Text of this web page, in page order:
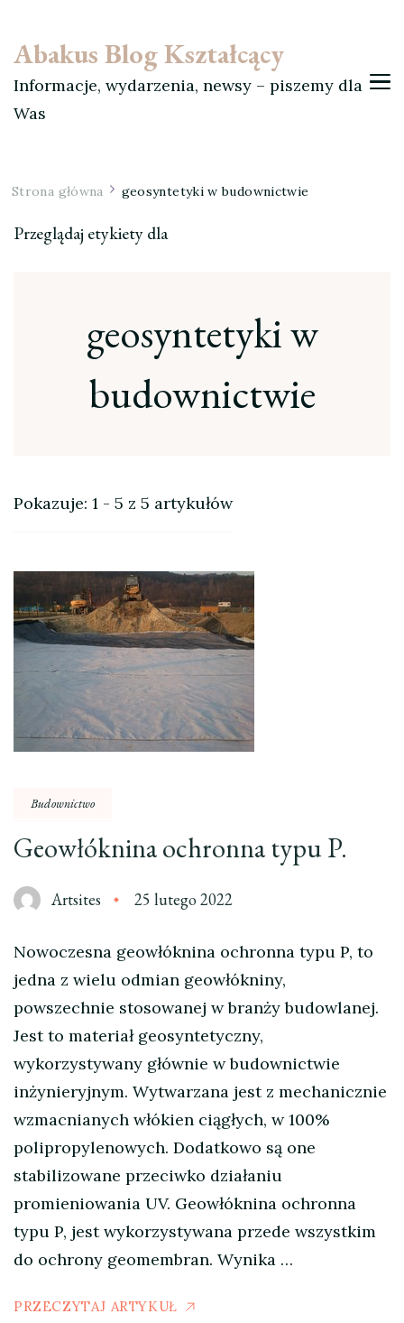
Abakus Blog Kształcący
Informacje, wydarzenia, newsy – piszemy dla
Was
Strona główna geosyntetyki w budownictwie
Przeglądaj etykiety dla
geosyntetyki w
budownictwie
Pokazuje: 1 - 5 z 5 artykułów
Budownictwo
Geowłóknina ochronna typu P.
Artsites 25 lutego 2022
Nowoczesna geowłóknina ochronna typu P, to
jedna z wielu odmian geowłókniny,
powszechnie stosowanej w branży budowlanej.
Jest to materiał geosyntetyczny,
wykorzystywany głównie w budownictwie
inżynieryjnym. Wytwarzana jest z mechanicznie
wzmacnianych włókien ciągłych, w 100%
polipropylenowych. Dodatkowo są one
stabilizowane przeciwko działaniu
promieniowania UV. Geowłóknina ochronna
typu P, jest wykorzystywana przede wszystkim
do ochrony geomembran. Wynika …
PRZECZYTAJ ARTYKUŁ